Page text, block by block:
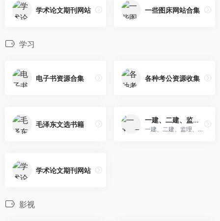
学术论文期刊网站 一些图床网站合集
学习
电子书资源合集 各种考公资源收集
毛泽东文选书籍
一建、二建、监理、造价全科目课程加资料（2021年）
一建、二建、监理、造价全科目课程加资料（2021年）
学术论文期刊网站
影视